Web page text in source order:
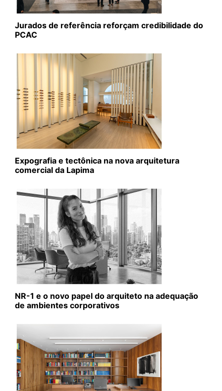
Jurados de referência reforçam credibilidade do
PCAC
Expografia e tectônica na nova arquitetura
comercial da Lapima
NR-1 e o novo papel do arquiteto na adequação
de ambientes corporativos